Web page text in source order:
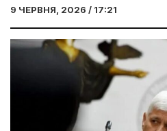
9 ЧЕРВНЯ, 2026 / 17:21